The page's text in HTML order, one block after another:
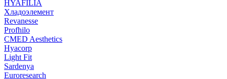
HYAFILIA
Хладоэлемент
Revanesse
Profhilo
CMED Aesthetics
Hyacorp
Light Fit
Sardenya
Euroresearch